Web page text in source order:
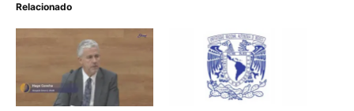
Relacionado